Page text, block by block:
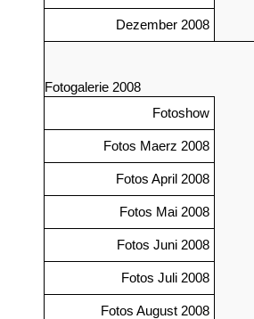
Dezember 2008
Fotogalerie 2008
Fotoshow
Fotos Maerz 2008
Fotos April 2008
Fotos Mai 2008
Fotos Juni 2008
Fotos Juli 2008
Fotos August 2008